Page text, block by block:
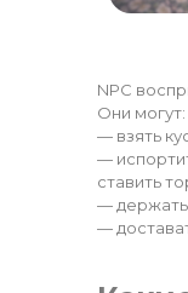
NPC
Они могут:
— взять
—
ставить
— держать
—